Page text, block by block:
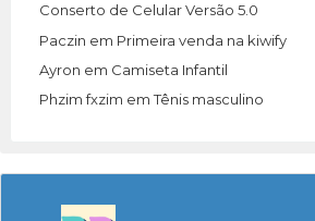
Conserto de Celular Versão 5.0
Paczin em Primeira venda na kiwify
Ayron em Camiseta Infantil
Phzim fxzim emTênis masculino